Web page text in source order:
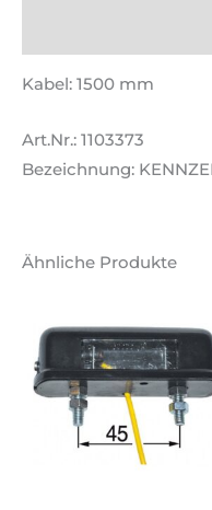
Kabel: 1500 mm
Art.Nr.: 1103373
Bezeichnung:
Ähnliche Produkte